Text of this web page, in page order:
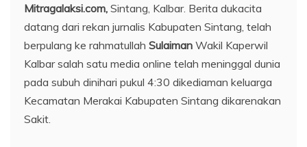
Mitragalaksi.com, Sintang, Kalbar. Berita dukacita
datang dari rekan jurnalis Kabupaten Sintang, telah
berpulang ke rahmatullah Sulaiman Wakil Kaperwil
Kalbar salah satu media online telah meninggal dunia
pada subuh dinihari pukul 4:30 dikediaman keluarga
Kecamatan Merakai Kabupaten Sintang dikarenakan
Sakit.